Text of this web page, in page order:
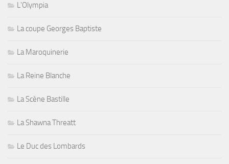
L'Olympia
La coupe Georges Baptiste
La Maroquinerie
La Reine Blanche
La Scène Bastille
La Shawna Threatt
Le Duc des Lombards